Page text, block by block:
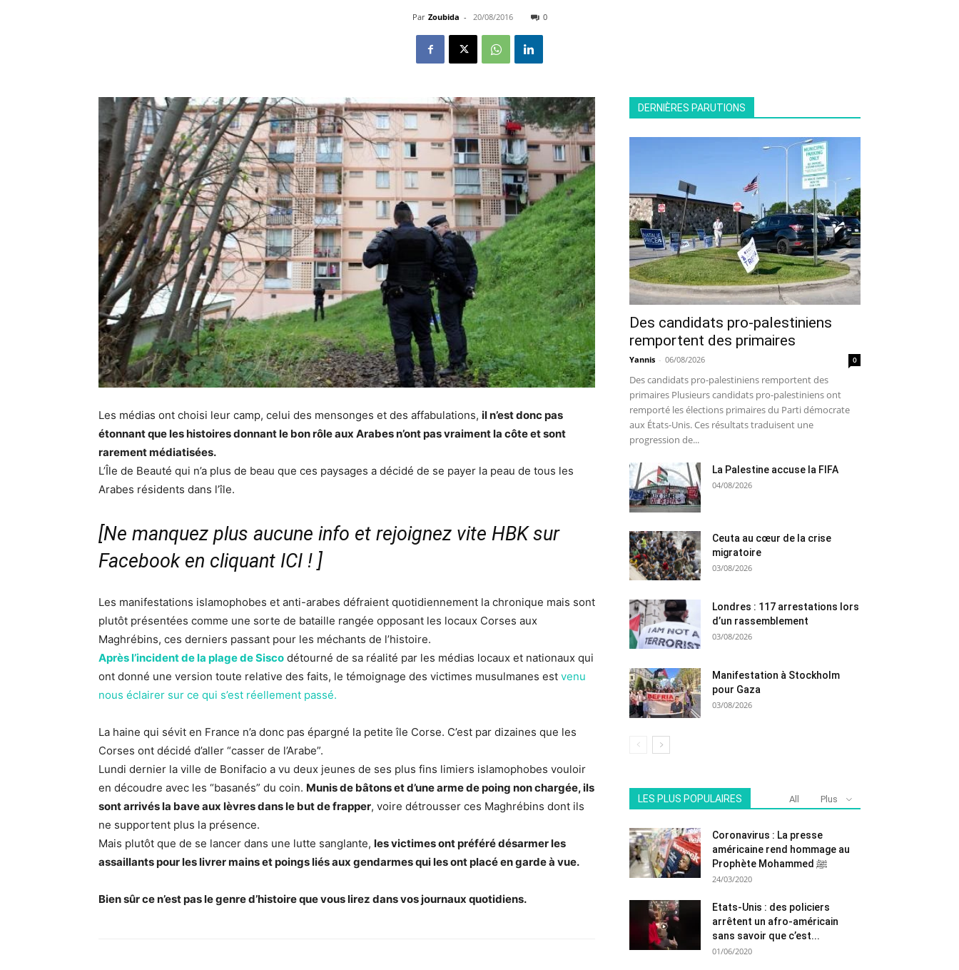
Par Zoubida - 20/08/2016 0
Les médias ont choisi leur camp, celui des mensonges et des affabulations, il n’est donc pas
étonnant que les histoires donnant le bon rôle aux Arabes n’ont pas vraiment la côte et sont
rarement médiatisées.
L’Île de Beauté qui n’a plus de beau que ces paysages a décidé de se payer la peau de tous les
Arabes résidents dans l’île.
[Ne manquez plus aucune info et rejoignez vite HBK sur
Facebook en cliquant ICI ! ]
Les manifestations islamophobes et anti-arabes défraient quotidiennement la chronique mais sont
plutôt présentées comme une sorte de bataille rangée opposant les locaux Corses aux
Maghrébins, ces derniers passant pour les méchants de l’histoire.
Après l’incident de la plage de Sisco détourné de sa réalité par les médias locaux et nationaux qui
ont donné une version toute relative des faits, le témoignage des victimes musulmanes est venu
nous éclairer sur ce qui s’est réellement passé.
La haine qui sévit en France n’a donc pas épargné la petite île Corse. C’est par dizaines que les
Corses ont décidé d’aller “casser de l’Arabe”.
Lundi dernier la ville de Bonifacio a vu deux jeunes de ses plus fins limiers islamophobes vouloir
en découdre avec les “basanés” du coin. Munis de bâtons et d’une arme de poing non chargée, ils
sont arrivés la bave aux lèvres dans le but de frapper, voire détrousser ces Maghrébins dont ils
ne supportent plus la présence.
Mais plutôt que de se lancer dans une lutte sanglante, les victimes ont préféré désarmer les
assaillants pour les livrer mains et poings liés aux gendarmes qui les ont placé en garde à vue.
Bien sûr ce n’est pas le genre d’histoire que vous lirez dans vos journaux quotidiens.
DERNIÈRES PARUTIONS
Des candidats pro-palestiniens
remportent des primaires
Yannis - 06/08/2026 0
Des candidats pro-palestiniens remportent des
primaires Plusieurs candidats pro-palestiniens ont
remporté les élections primaires du Parti démocrate
aux États-Unis. Ces résultats traduisent une
progression de...
La Palestine accuse la FIFA
04/08/2026
Ceuta au cœur de la crise
migratoire
03/08/2026
Londres : 117 arrestations lors
d’un rassemblement
03/08/2026
Manifestation à Stockholm
pour Gaza
03/08/2026
LES PLUS POPULAIRES All Plus
Coronavirus : La presse
américaine rend hommage au
Prophète Mohammed ﷺ
24/03/2020
Etats-Unis : des policiers
arrêtent un afro-américain
sans savoir que c’est...
01/06/2020